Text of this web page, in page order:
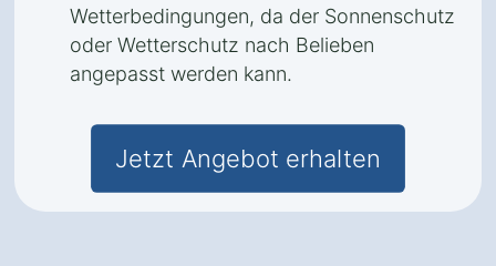
Wetterbedingungen, da der Sonnenschutz
oder Wetterschutz nach Belieben
angepasst werden kann.
Jetzt Angebot erhalten